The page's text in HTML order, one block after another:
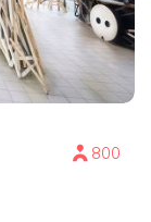
800